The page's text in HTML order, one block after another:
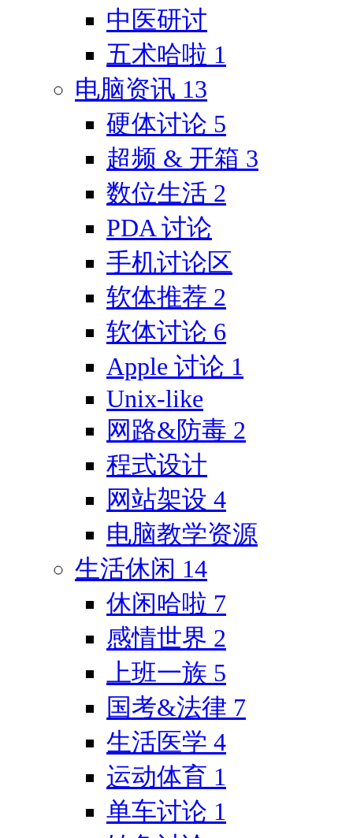
中医研讨
五术哈啦 1
电脑资讯 13
硬体讨论 5
超频 & 开箱 3
数位生活 2
PDA 讨论
手机讨论区
软体推荐 2
软体讨论 6
Apple 讨论 1
Unix-like
网路&防毒 2
程式设计
网站架设 4
电脑教学资源
生活休闲 14
休闲哈啦 7
感情世界 2
上班一族 5
国考&法律 7
生活医学 4
运动体育 1
单车讨论 1